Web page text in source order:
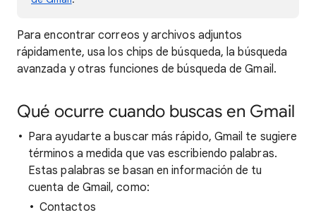
Para encontrar correos y archivos adjuntos
rápidamente, usa los chips de búsqueda, la búsqueda
avanzada y otras funciones de búsqueda de Gmail.
Qué ocurre cuando buscas en Gmail
Para ayudarte a buscar más rápido, Gmail te sugiere
términos a medida que vas escribiendo palabras.
Estas palabras se basan en información de tu
cuenta de Gmail, como:
Contactos